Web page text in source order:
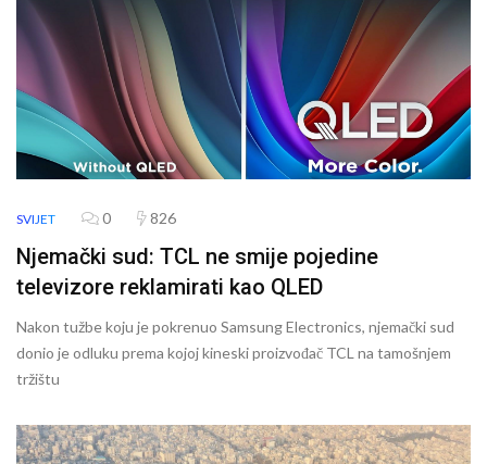
SVIJET 0 826
Njemački sud: TCL ne smije pojedine
televizore reklamirati kao QLED
Nakon tužbe koju je pokrenuo Samsung Electronics, njemački sud
donio je odluku prema kojoj kineski proizvođač TCL na tamošnjem
tržištu